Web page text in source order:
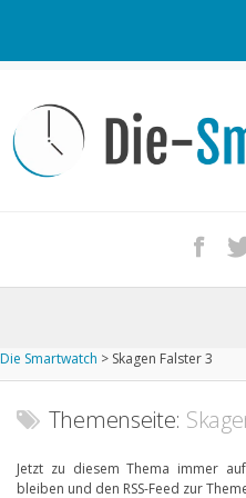
Kontakt / Tipp geben
Impressum
iPhone kaufen
Startseite
Aktuelle Smartwatches im
Die Smartwatch > Skagen Falster 3
Themenseite:
Jetzt zu diesem Thema immer
bleiben und den RSS-Feed zur